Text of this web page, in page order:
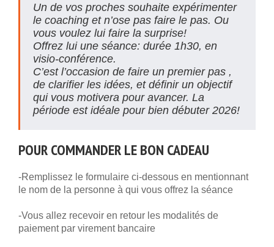
Un de vos proches souhaite expérimenter
le coaching et n’ose pas faire le pas. Ou
vous voulez lui faire la surprise!
Offrez lui une séance: durée 1h30, en
visio-conférence.
C’est l’occasion de faire un premier pas ,
de clarifier les idées, et définir un objectif
qui vous motivera pour avancer. La
période est idéale pour bien débuter 2026!
POUR COMMANDER LE BON CADEAU
-Remplissez le formulaire ci-dessous en mentionnant
le nom de la personne à qui vous offrez la séance
-Vous allez recevoir en retour les modalités de
paiement par virement bancaire